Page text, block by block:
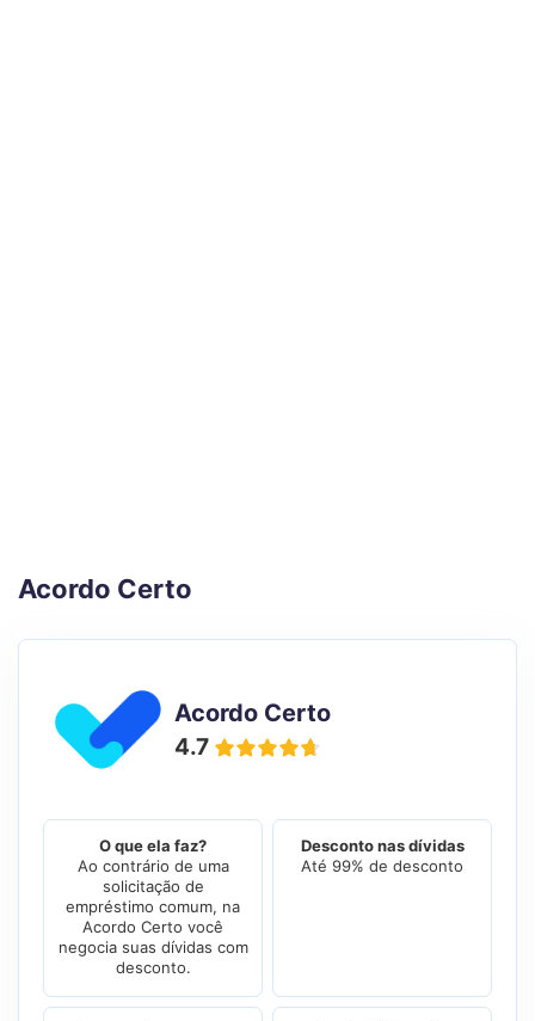
Acordo Certo
Acordo Certo
4.7
O que ela faz?
Ao contrário de uma
solicitação de
empréstimo comum, na
Acordo Certo você
negocia suas dívidas com
desconto.
Desconto nas dívidas
Até 99% de desconto